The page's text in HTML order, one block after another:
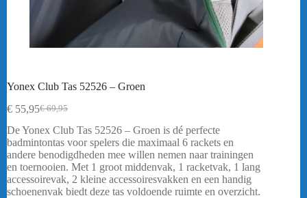
Yonex Club Tas 52526 – Groen
€69,95
Oorspronkelijke
prijs
was:
€ 69,95.
€ 55,95Huidige
prijs
is:
€ 55,95.
De Yonex Club Tas 52526 – Groen is dé perfecte
badmintontas voor spelers die maximaal 6 rackets en
andere benodigdheden mee willen nemen naar trainingen
en toernooien. Met 1 groot middenvak, 1 racketvak, 1 lang
accessoirevak, 2 kleine accessoiresvakken en een handig
schoenenvak biedt deze tas voldoende ruimte en overzicht.